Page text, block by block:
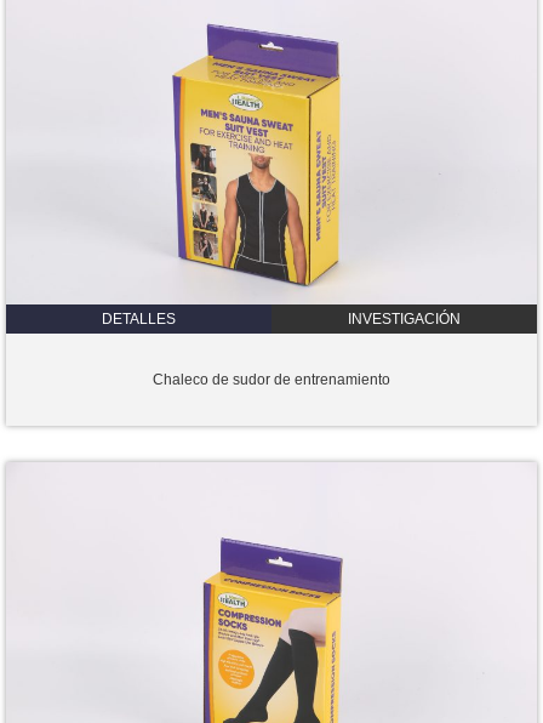
DETALLES INVESTIGACIÓN
Chaleco de sudor de entrenamiento